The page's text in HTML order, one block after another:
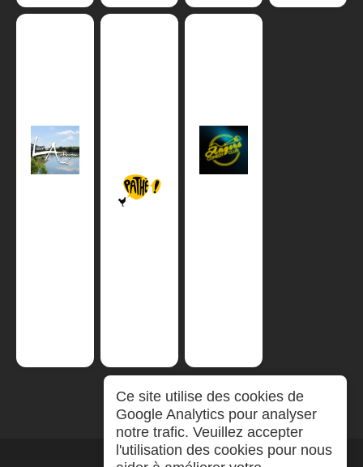
Ce site utilise des cookies de
Google Analytics pour analyser
notre trafic. Veuillez accepter
l'utilisation des cookies pour nous